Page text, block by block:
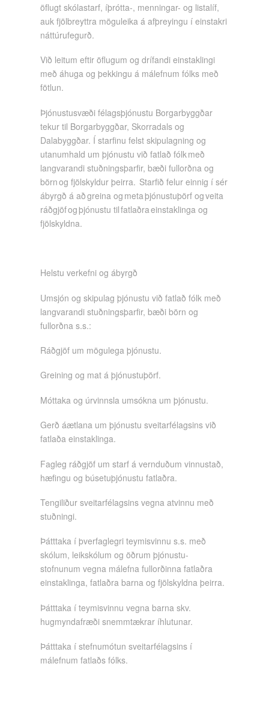
öflugt skólastarf, íþrótta-, menningar- og listalíf,
auk fjölbreyttra möguleika á afþreyingu í einstakri
náttúrufegurð.
Við leitum eftir öflugum og drífandi einstaklingi
með áhuga og þekkingu á málefnum fólks með
fötlun.
Þjónustusvæði félagsþjónustu Borgarbyggðar
tekur til Borgarbyggðar, Skorradals og
Dalabyggðar. Í starfinu felst skipulagning og
utanumhald um þjónustu við fatlað fólk með
langvarandi stuðningsþarfir, bæði fullorðna og
börn og fjölskyldur þeirra. Starfið felur einnig í sér
ábyrgð á að greina og meta þjónustuþörf og veita
ráðgjöf og þjónustu til fatlaðra einstaklinga og
fjölskyldna.
Helstu verkefni og ábyrgð
Umsjón og skipulag þjónustu við fatlað fólk með
langvarandi stuðningsþarfir, bæði börn og
fullorðna s.s.:
Ráðgjöf um mögulega þjónustu.
Greining og mat á þjónustuþörf.
Móttaka og úrvinnsla umsókna um þjónustu.
Gerð áætlana um þjónustu sveitarfélagsins við
fatlaða einstaklinga.
Fagleg ráðgjöf um starf á vernduðum vinnustað,
hæfingu og búsetuþjónustu fatlaðra.
Tengiliður sveitarfélagsins vegna atvinnu með
stuðningi.
Þátttaka í þverfaglegri teymisvinnu s.s. með
skólum, leikskólum og öðrum þjónustu-
stofnunum vegna málefna fullorðinna fatlaðra
einstaklinga, fatlaðra barna og fjölskyldna þeirra.
Þátttaka í teymisvinnu vegna barna skv.
hugmyndafræði snemmtækrar íhlutunar.
Þátttaka í stefnumótun sveitarfélagsins í
málefnum fatlaðs fólks.